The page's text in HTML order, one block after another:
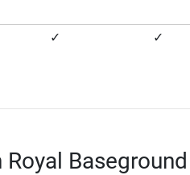
✓ ✓
Baseground